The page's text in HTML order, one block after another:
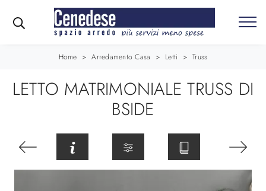
Home > Arredamento Casa > Letti > Truss
LETTO MATRIMONIALE TRUSS DI
BSIDE